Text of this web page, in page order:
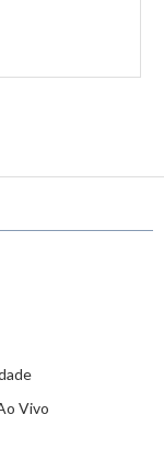
Vivo